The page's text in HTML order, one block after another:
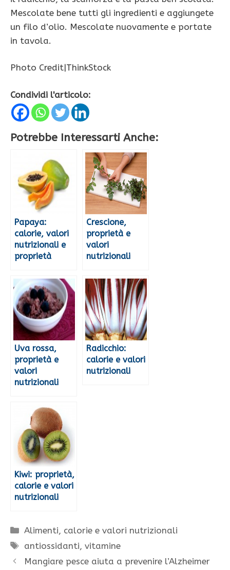
Mescolate bene tutti gli ingredienti e aggiungete
un filo d’olio. Mescolate nuovamente e portate
in tavola.
Photo Credit|ThinkStock
Condividi l'articolo:
Potrebbe Interessarti Anche:
Papaya:
calorie, valori
nutrizionali e
proprietà
Crescione,
proprietà e
valori
nutrizionali
Uva rossa,
proprietà e
valori
nutrizionali
Radicchio:
calorie e valori
nutrizionali
Kiwi: proprietà,
calorie e valori
nutrizionali
Categorie
Alimenti, calorie e valori nutrizionali
Tag
antiossidanti,vitamine
Mangiare pesce aiuta a prevenire l’Alzheimer